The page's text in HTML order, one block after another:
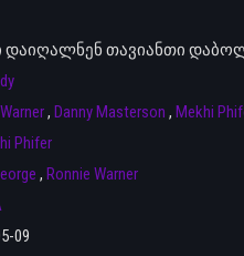
თავიანთი
, Danny Masterson , Mekhi
Phifer
, Ronnie Warner
09